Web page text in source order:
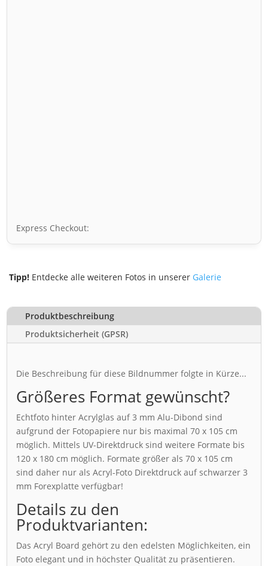
Express Checkout:
Tipp! Entdecke alle weiteren Fotos in unserer Galerie
Produktbeschreibung
Produktsicherheit (GPSR)
Die Beschreibung für diese Bildnummer folgte in Kürze...
Größeres Format gewünscht?
Echtfoto hinter Acrylglas auf 3 mm Alu-Dibond sind
aufgrund der Fotopapiere nur bis maximal 70 x 105 cm
möglich. Mittels UV-Direktdruck sind weitere Formate bis
120 x 180 cm möglich. Formate größer als 70 x 105 cm
sind daher nur als Acryl-Foto Direktdruck auf schwarzer 3
mm Forexplatte verfügbar!
Details zu den
Produktvarianten:
Das Acryl Board gehört zu den edelsten Möglichkeiten, ein
Foto elegant und in höchster Qualität zu präsentieren.